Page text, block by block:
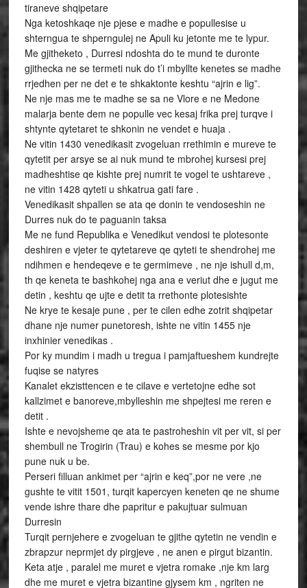
tiraneve shqipetare
Nga ketoshkaqe nje pjese e madhe e popullesise u
shterngua te shperngulej ne Apuli ku jetonte me te lypur.
Me gjitheketo , Durresi ndoshta do te mund te duronte
gjithecka ne se termeti nuk do t’i mbyllte kenetes se madhe
rrjedhen per ne det e te shkaktonte keshtu “ajrin e lig”.
Ne nje mas me te madhe se sa ne Vlore e ne Medone
malarja bente dem ne populle vec kesaj frika prej turqve i
shtynte qytetaret te shkonin ne vendet e huaja .
Ne vitin 1430 venedikasit zvogeluan rrethimin e mureve te
qytetit per arsye se ai nuk mund te mbrohej kursesi prej
madheshtise qe kishte prej numrit te vogel te ushtareve ,
ne vitin 1428 qyteti u shkatrua gati fare .
Venedikasit shpallen se ata qe donin te vendoseshin ne
Durres nuk do te paguanin taksa
Me ne fund Republika e Venedikut vendosi te plotesonte
deshiren e vjeter te qytetareve qe qyteti te shendrohej me
ndihmen e hendeqeve e te germimeve , ne nje ishull d,m,
th qe keneta te bashkohej nga ana e veriut dhe e jugut me
detin , keshtu qe ujte e detit ta rrethonte plotesishte
Ne krye te kesaje pune , per te cilen edhe zotrit shqipetar
dhane nje numer punetoresh, ishte ne vitin 1455 nje
inxhinier venedikas .
Por ky mundim i madh u tregua i pamjaftueshem kundrejte
fuqise se natyres
Kanalet ekzisttencen e te cilave e vertetojne edhe sot
kallzimet e banoreve,mbylleshin me shpejtesi me reren e
detit .
Ishte e nevojsheme qe ata te pastroheshin vit per vit, si per
shembull ne Trogirin (Trau) e kohes se mesme por kjo
pune nuk u be.
Perseri filluan ankimet per “ajrin e keq”,por ne vere ,ne
gushte te vitit 1501, turqit kapercyen keneten qe ne shume
vende ishre thare dhe papritur e pakujtuar sulmuan
Durresin
Turqit pernjehere e zvogeluan te gjithe qytetin ne vendin e
zbrapzur neprmjet dy pirgjeve , ne anen e pirgut bizantin.
Keta atje , paralel me muret e vjetra romake ,nje km larg
dhe me muret e vjetra bizantine gjysem km , ngriten ne